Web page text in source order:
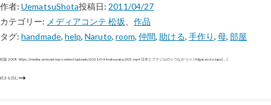
作者:UematsuShota投稿日: 2011/04/27
カテゴリー: メディアコンテ 松坂 、作品
タグ:handmade, help,Naruto, room,仲間, 助ける, 手作り, 母,部屋
松阪 2009 https://mediaconte.net/wp-content/uploads/2021/04/matsuzaka_003.mp4 日本とブラジルの☆つながり☆ / A ligacao do Japa […]
続きを読む